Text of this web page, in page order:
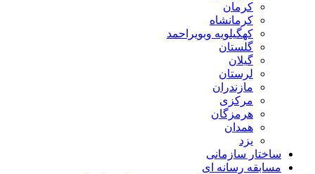
کرمان
کرمانشاه
کهگیلویه وبویراحمد
گلستان
گیلان
لرستان
مازندران
مرکزی
هرمزگان
همدان
یزد
ساختار سازمانی
مسابقه رسانه ای